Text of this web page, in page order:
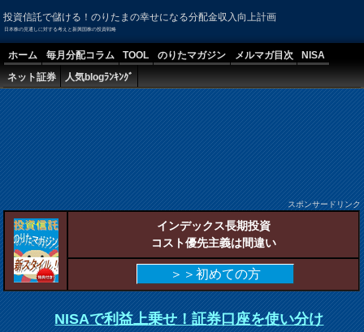
投資信託で儲ける！のりたまの幸せになる分配金収入向上計画
日本株の見通しに対する考えと新興国株の投資戦略
ホーム 毎月分配コラム TOOL のりたマガジン メルマガ目次
NISA
ネット証券
人気blogﾗﾝｷﾝｸﾞ
スポンサードリンク
インデックス長期投資
コスト優先主義は間違い
＞＞初めての方
NISAで利益上乗せ！証券口座を使い分け